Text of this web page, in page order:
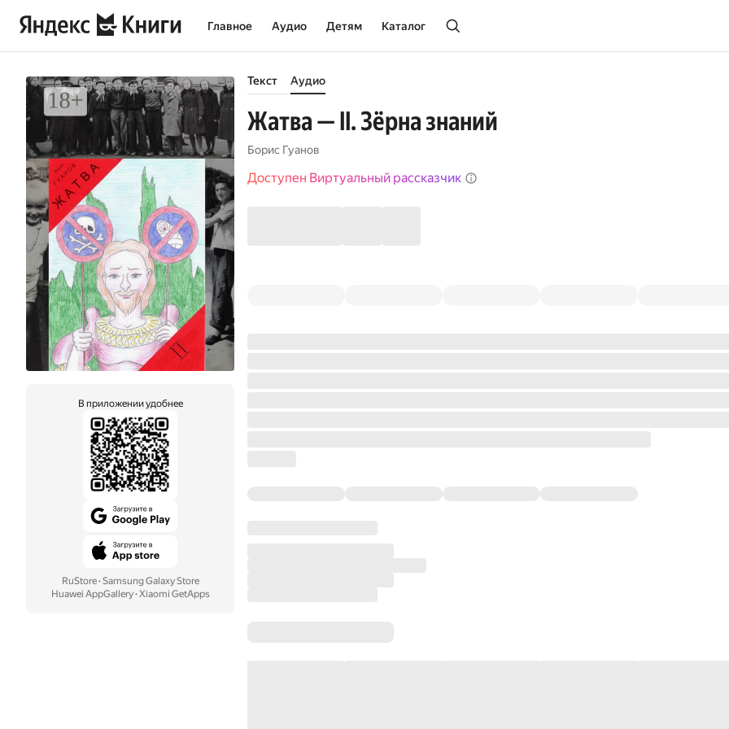
Главное Аудио Детям Каталог
В приложении удобнее
RuStore· Samsung Galaxy Store
Huawei AppGallery· Xiaomi GetApps
Текст Аудио
Жатва — II. Зёрна знаний
Борис Гуанов
Доступен Виртуальный рассказчик